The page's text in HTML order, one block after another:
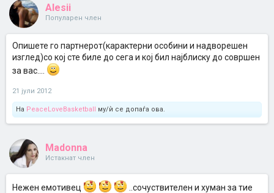
Alesii
Популарен член
Опишете го партнерот(карактерни особини и надворешен
изглед)со кој сте биле до сега и кој бил најблиску до совршен
за вас....
21 јули 2012
На PeaceLoveBasketball му/ѝ се допаѓа ова.
Madonna
Истакнат член
Нежен емотивец
..сочуствителен и хуман за тие